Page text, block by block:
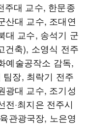
주대 교수, 한문종
산대 교수, 조대연
대 교수, 송석기 군
건축), 소영식 전주
예술공작소 감독,
장, 최락기 전주
광대 교수, 조기성
전·최지은 전주시
관광국장, 노은영